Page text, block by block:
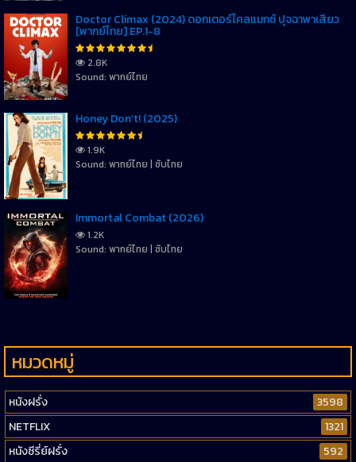
Doctor Climax (2024) ดอกเตอร์ไคลแมกซ์ ปุจฉาพาเสียว
[พากย์ไทย] EP.1-8
2.8K
Sound: พากย์ไทย
Honey Don’t! (2025)
1.9K
Sound: พากย์ไทย | ซับไทย
Immortal Combat (2026)
1.2K
Sound: พากย์ไทย | ซับไทย
หมวดหมู่
หนังฝรั่ง
3598
NETFLIX
1321
หนังซีรี่ย์ฝรั่ง
592